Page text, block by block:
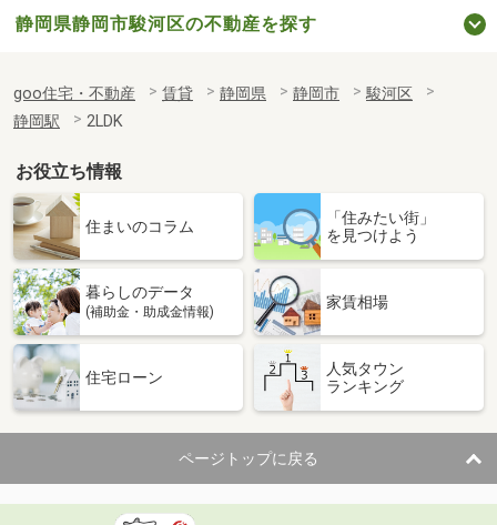
静岡県静岡市駿河区の不動産を探す
goo住宅・不動産 賃貸 静岡県 静岡市
駿河区
静岡駅
2LDK
お役立ち情報
住まいのコラム
「住みたい街」
を見つけよう
暮らしのデータ
(補助金・助成金情報)
家賃相場
住宅ローン
人気タウン
ランキング
ページトップに戻る